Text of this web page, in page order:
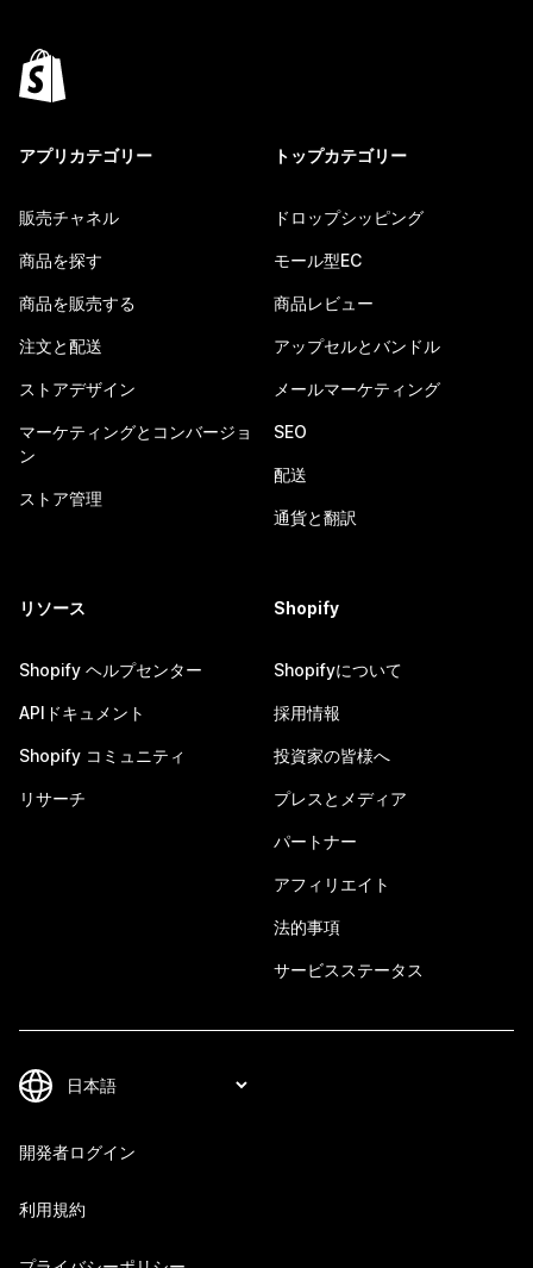
アプリカテゴリー
販売チャネル
商品を探す
商品を販売する
注文と配送
ストアデザイン
マーケティングとコンバージョ
ン
ストア管理
トップカテゴリー
ドロップシッピング
モール型EC
商品レビュー
アップセルとバンドル
メールマーケティング
SEO
配送
通貨と翻訳
リソース
Shopify ヘルプセンター
APIドキュメント
Shopify コミュニティ
リサーチ
Shopify
Shopifyについて
採用情報
投資家の皆様へ
プレスとメディア
パートナー
アフィリエイト
法的事項
サービスステータス
開発者ログイン
利用規約